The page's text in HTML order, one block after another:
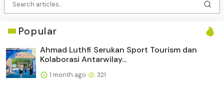
Popular
Ahmad Luthfi Serukan Sport Tourism dan
Kolaborasi Antarwilay...
1 month ago 321